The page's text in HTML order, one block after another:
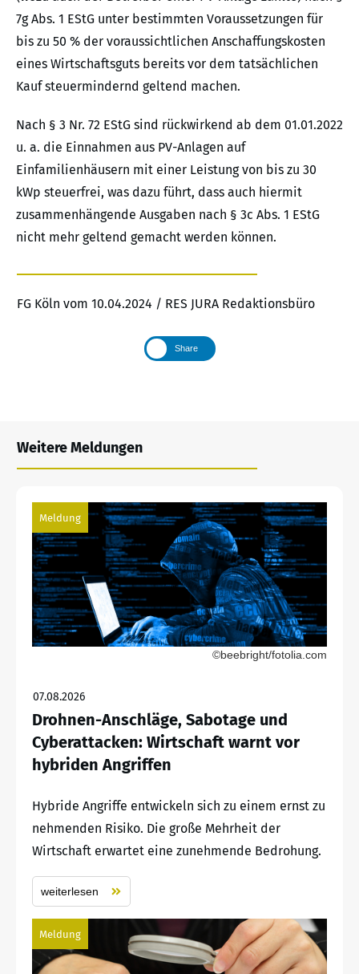
7g Abs. 1 EStG unter bestimmten Voraussetzungen für
bis zu 50 % der voraussichtlichen Anschaffungskosten
eines Wirtschaftsguts bereits vor dem tatsächlichen
Kauf steuermindernd geltend machen.
Nach § 3 Nr. 72 EStG sind rückwirkend ab dem 01.01.2022
u. a. die Einnahmen aus PV-Anlagen auf
Einfamilienhäusern mit einer Leistung von bis zu 30
kWp steuerfrei, was dazu führt, dass auch hiermit
zusammenhängende Ausgaben nach § 3c Abs. 1 EStG
nicht mehr geltend gemacht werden können.
FG Köln vom 10.04.2024 / RES JURA Redaktionsbüro
Share
Weitere Meldungen
Meldung
©beebright/fotolia.com
07.08.2026
Drohnen-Anschläge, Sabotage und
Cyberattacken: Wirtschaft warnt vor
hybriden Angriffen
Hybride Angriffe entwickeln sich zu einem ernst zu
nehmenden Risiko. Die große Mehrheit der
Wirtschaft erwartet eine zunehmende Bedrohung.
weiterlesen
Meldung